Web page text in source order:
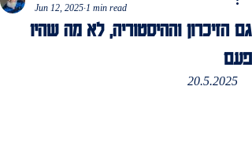
גם הזיכרון וההיסטוריה, לא מה שהיו
פעם
Jun 12, 2025 1 min read
20.5.2025